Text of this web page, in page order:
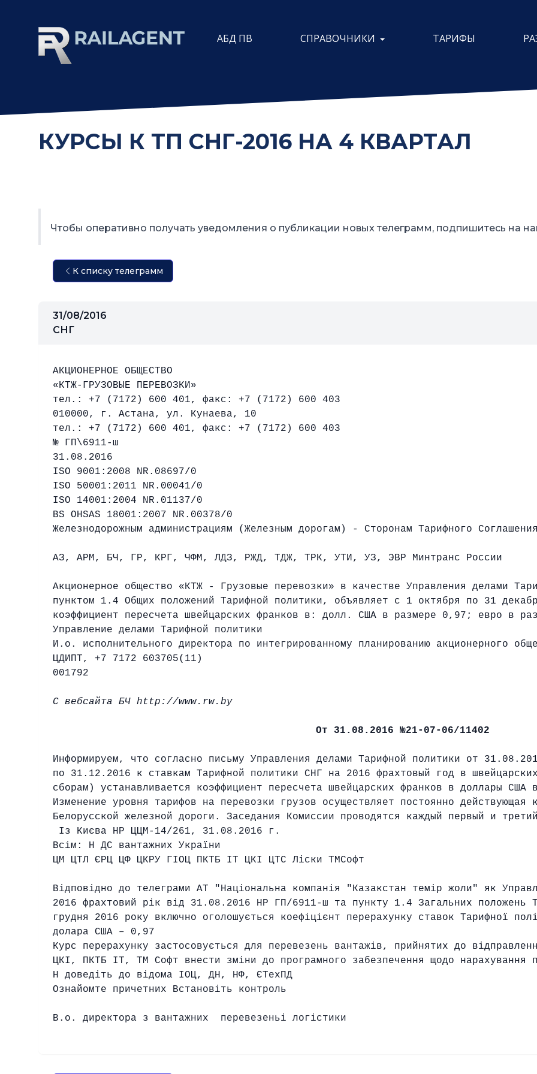
АБД ПВ СПРАВОЧНИКИ ТАРИФЫ
КУРСЫ К ТП СНГ-2016 НА 4 КВАРТАЛ
Чтобы оперативно получать уведомления о публикации новых телеграмм, подпишитесь на
К списку телеграмм
31/08/2016
СНГ
АКЦИОНЕРНОЕ ОБЩЕСТВО
«КТЖ-ГРУЗОВЫЕ ПЕРЕВОЗКИ»
тел.: +7 (7172) 600 401, факс: +7 (7172) 600 403
010000, г. Астана, ул. Кунаева, 10
тел.: +7 (7172) 600 401, факс: +7 (7172) 600 403
№ ГП\6911-ш
31.08.2016
ISO 9001:2008 NR.08697/0
ISO 50001:2011 NR.00041/0
ISO 14001:2004 NR.01137/0
BS OHSAS 18001:2007 NR.00378/0
Железнодорожным администрациям (Железным дорогам) - Сторонам Тарифного
АЗ, АРМ, БЧ, ГР, КРГ, ЧФМ, ЛДЗ, РЖД, ТДЖ, ТРК, УТИ, УЗ, ЭВР Минтранс России
Акционерное общество «КТЖ - Грузовые перевозки» в качестве Управления делами
пунктом 1.4 Общих положений Тарифной политики, объявляет с 1 октября по 31
коэффициент пересчета швейцарских франков в: долл. США в размере 0,97; евро в
Управление делами Тарифной политики
И.о. исполнительного директора по интегрированному планированию акционерного
ЦДИПТ, +7 7172 603705(11)
001792
С вебсайта БЧ http://www.rw.by
От 31.08.2016 №21-07-06/11402
Информируем, что согласно письму Управления делами Тарифной политики от
по 31.12.2016 к ставкам Тарифной политики СНГ на 2016 фрахтовый год в
сборам) устанавливается коэффициент пересчета швейцарских франков в доллары США
Изменение уровня тарифов на перевозки грузов осуществляет постоянно действующая
Белорусской железной дороги. Заседания Комиссии проводятся каждый первый и
Із Києва НР ЦЦМ-14/261, 31.08.2016 г.
Всім: Н ДС вантажних України
ЦМ ЦТЛ ЄРЦ ЦФ ЦКРУ ГІОЦ ПКТБ ІТ ЦКI ЦТС Ліски ТМСофт
Відповідно до телеграми АТ "Національна компанія "Казакстан темір жоли" як
2016 фрахтовий рік від 31.08.2016 НР ГП/6911-ш та пункту 1.4 Загальних положень
грудня 2016 року включно оголошується коефіцієнт перерахунку ставок Тарифної
долара США – 0,97
Курс перерахунку застосовується для перевезень вантажів, прийнятих до
ЦКІ, ПКТБ ІТ, ТМ Софт внести зміни до програмного забезпечення щодо нарахування
Н доведіть до відома ІОЦ, ДН, НФ, ЄТехПД
Ознайомте причетних Встановіть контроль
В.о. директора з вантажних перевезеньі